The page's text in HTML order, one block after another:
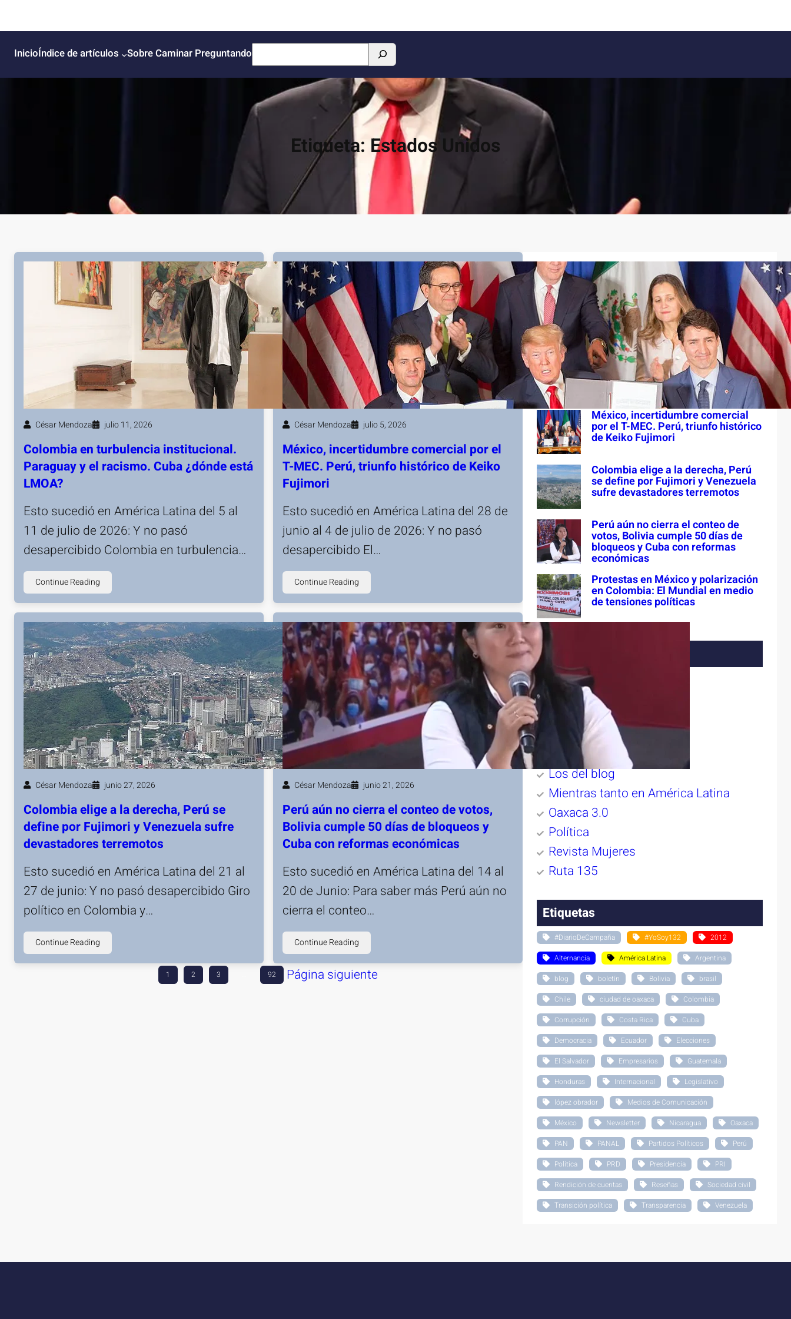
InicioÍndice de artículos Sobre Caminar Preguntando
u
s
a
Etiqueta: Estados Unidos
César Mendoza julio 11, 2026
Colombia en turbulencia institucional.
Paraguay y el racismo. Cuba ¿dónde está
LMOA?
Esto sucedió en América Latina del 5 al
11 de julio de 2026: Y no pasó
desapercibido Colombia en turbulencia…
Continue Reading
César Mendoza julio 5, 2026
México, incertidumbre comercial por el
T-MEC. Perú, triunfo histórico de Keiko
Fujimori
Esto sucedió en América Latina del 28 de
junio al 4 de julio de 2026: Y no pasó
desapercibido El…
Continue Reading
César Mendoza junio 27, 2026
Colombia elige a la derecha, Perú se
define por Fujimori y Venezuela sufre
devastadores terremotos
Esto sucedió en América Latina del 21 al
27 de junio: Y no pasó desapercibido Giro
político en Colombia y…
Continue Reading
César Mendoza junio 21, 2026
Perú aún no cierra el conteo de votos,
Bolivia cumple 50 días de bloqueos y
Cuba con reformas económicas
Esto sucedió en América Latina del 14 al
20 de Junio: Para saber más Perú aún no
cierra el conteo…
Continue Reading
1 2 3 92 Página siguiente
S
e
a
r
c
h
Últimas entradas
Colombia en turbulencia
institucional. Paraguay y el
racismo. Cuba ¿dónde está LMOA?
México, incertidumbre comercial
por el T-MEC. Perú, triunfo histórico
de Keiko Fujimori
Colombia elige a la derecha, Perú
se define por Fujimori y Venezuela
sufre devastadores terremotos
Perú aún no cierra el conteo de
votos, Bolivia cumple 50 días de
bloqueos y Cuba con reformas
económicas
Protestas en México y polarización
en Colombia: El Mundial en medio
de tensiones políticas
Categorías
#DiarioDeCampaña
ADNsureste
Despertar
Diario Acontecer
Los del blog
Mientras tanto en América Latina
Oaxaca 3.0
Política
Revista Mujeres
Ruta 135
Etiquetas
#DiarioDeCampaña #YoSoy132
2012
Alternancia
América Latina
Argentina
blog
boletín Bolivia
brasil
Chile
ciudad de oaxaca
Colombia
Corrupción
Costa Rica
Cuba
Democracia
Ecuador
Elecciones
El Salvador
Empresarios
Guatemala
Honduras
Internacional
Legislativo
lópez obrador
Medios de Comunicación
México
Newsletter Nicaragua
Oaxaca
PAN
PANAL Partidos Políticos
Perú
Política
PRD Presidencia
PRI
Rendición de cuentas
Reseñas
Sociedad civil
Transición política
Transparencia Venezuela